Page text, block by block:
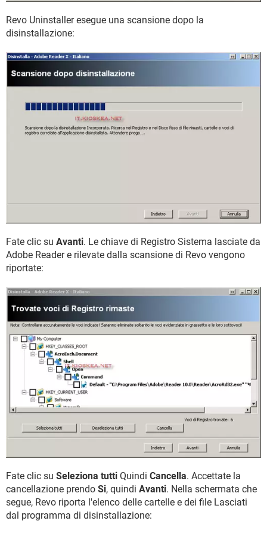
Revo Uninstaller esegue una scansione dopo la
disinstallazione:
Fate clic su Avanti. Le chiave di Registro Sistema lasciate da
Adobe Reader e rilevate dalla scansione di Revo vengono
riportate:
Fate clic su Seleziona tutti Quindi Cancella. Accettate la
cancellazione prendo Si, quindi Avanti. Nella schermata che
segue, Revo riporta l'elenco delle cartelle e dei file Lasciati
dal programma di disinstallazione: